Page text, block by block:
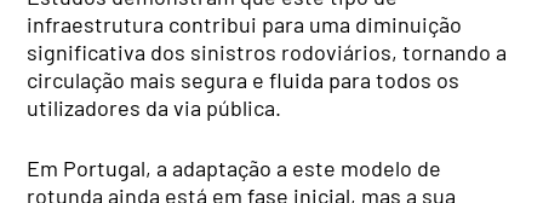
infraestrutura contribui para uma diminuição
significativa dos sinistros rodoviários, tornando a
circulação mais segura e fluida para todos os
utilizadores da via pública.
Em Portugal, a adaptação a este modelo de
rotunda ainda está em fase inicial, mas a sua